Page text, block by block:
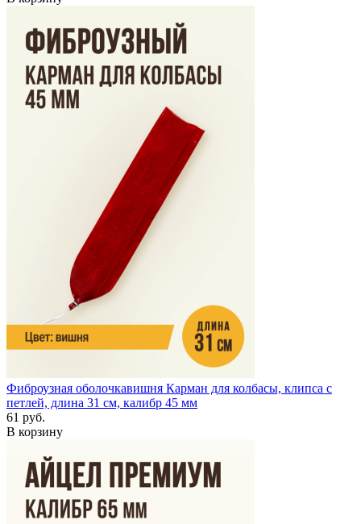
Фиброузная оболочкавишня Карман для колбасы, клипса с
петлей, длина 31 см, калибр 45 мм
61 руб.
В корзину